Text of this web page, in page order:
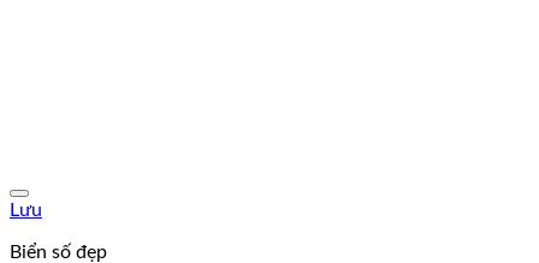
Lưu
Biển số đẹp